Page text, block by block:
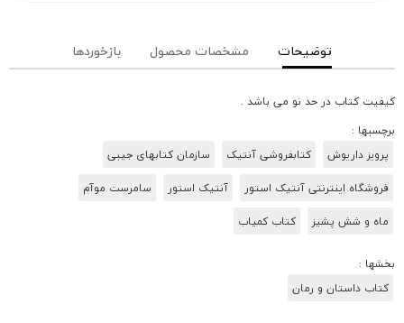
توضیحات مشخصات محصول بازخوردها
کیفیت کتاب در حد نو می باشد .
برچسبها :
پرویز داریوش
کتابفروشی آنتیک
سازمان کتابهای جیبی
فروشگاه اینترنتی آنتیک استور
آنتیک استور
سامرست موآم
ماه و شش پشیز
کتاب کمیاب
بخشها :
کتاب داستان و رمان